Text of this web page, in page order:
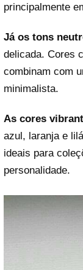
principalmente
Já os tons
delicada. Cores
combinam com
minimalista.
As cores
azul, laranja e
ideais para
personalidade.